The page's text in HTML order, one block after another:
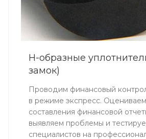
Н-образные
замок)
Проводим финансовый
в режиме экспресс.
составления финансовой
выявляем проблемы и
специалистов на